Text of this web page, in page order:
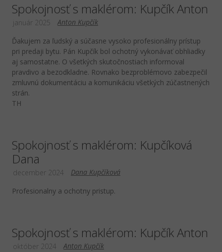
Spokojnosť s maklérom: Kupčík Anton
Anton Kupčík
január 2025
Ďakujem za ľudský a súčasne vysoko profesionálny prístup
pri predaji bytu. Pán Kupčík bol ochotný vykonávať obhliadky
aj samostatne. O všetkých skutočnostiach informoval
pravdivo a bezodkladne. Rovnako bezproblémovo zabezpečil
zmluvnú dokumentáciu a komunikáciu všetkých zúčastnených
strán.
TH
Spokojnosť s maklérom: Kupčíková
Dana
Dana Kupčíková
december 2024
Profesionalny a ochotny pristup.
Spokojnosť s maklérom: Kupčík Anton
Anton Kupčík
október 2024